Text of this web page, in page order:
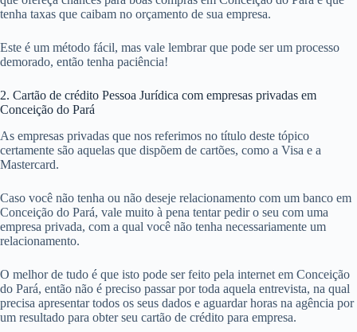
tenha taxas que caibam no orçamento de sua empresa.
Este é um método fácil, mas vale lembrar que pode ser um processo
demorado, então tenha paciência!
2. Cartão de crédito Pessoa Jurídica com empresas privadas em
Conceição do Pará
As empresas privadas que nos referimos no título deste tópico
certamente são aquelas que dispõem de cartões, como a Visa e a
Mastercard.
Caso você não tenha ou não deseje relacionamento com um banco em
Conceição do Pará, vale muito à pena tentar pedir o seu com uma
empresa privada, com a qual você não tenha necessariamente um
relacionamento.
O melhor de tudo é que isto pode ser feito pela internet em Conceição
do Pará, então não é preciso passar por toda aquela entrevista, na qual
precisa apresentar todos os seus dados e aguardar horas na agência por
um resultado para obter seu cartão de crédito para empresa.